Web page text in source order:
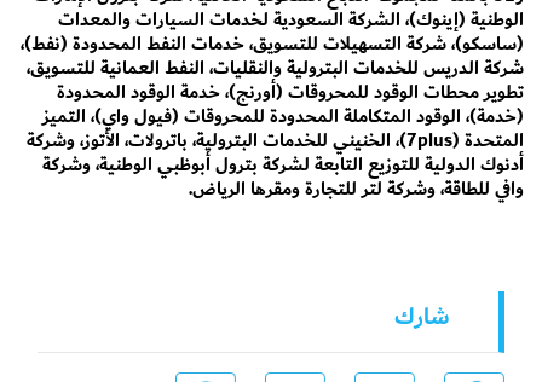
الوطنية (إينوك)، الشركة السعودية لخدمات السيارات والمعدات
(ساسكو)، شركة التسهيلات للتسويق، خدمات النفط المحدودة (نفط)،
شركة الدريس للخدمات البترولية والنقليات، النفط العمانية للتسويق،
تطوير محطات الوقود للمحروقات (أورنج)، خدمة الوقود المحدودة
(خدمة)، الوقود المتكاملة المحدودة للمحروقات (فيول واي)، التميز
المتحدة (7plus)، الخنيني للخدمات البترولية، باترولات، الأتوز، وشركة
أدنوك الدولية للتوزيع التابعة لشركة بترول أبوظبي الوطنية، وشركة
وافي للطاقة، وشركة لتر للتجارة ومقرها الرياض.
شارك